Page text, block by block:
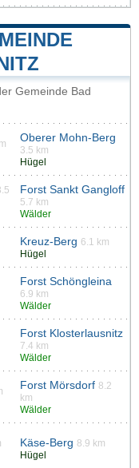
Gemeinde Bad
Oberer Mohn-Berg
3.5 km
Hügel
Forst Sankt Gangloff
5.7 km
Wälder
Kreuz-Berg 6.1 km
Hügel
Forst Schöngleina
6.9 km
Wälder
Forst Klosterlausnitz
7.4 km
Wälder
Forst Mörsdorf 8.2
km
Wälder
Käse-Berg 8.9 km
Hügel